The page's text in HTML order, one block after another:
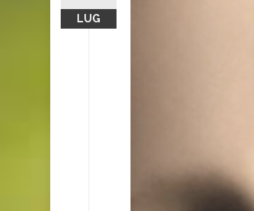
LUG